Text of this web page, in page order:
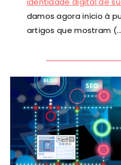
damos agora início à
artigos que mostram